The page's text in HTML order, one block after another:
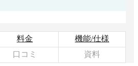
料金
機能/仕様
口コミ 資料